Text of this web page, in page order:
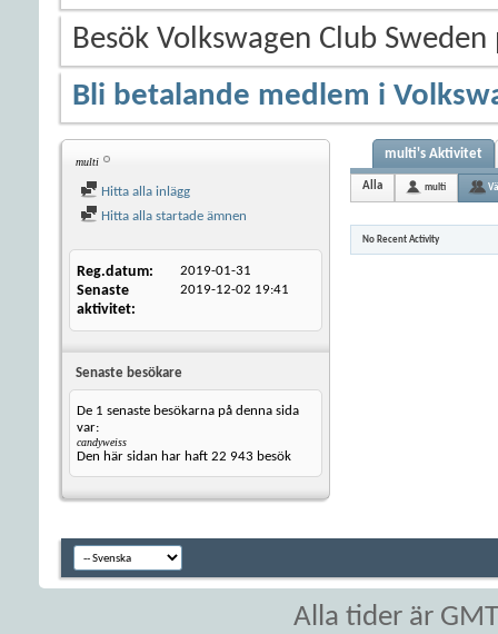
Besök Volkswagen Club
Bli betalande medlem i
multi
Hitta alla inlägg
Hitta alla startade ämnen
Reg.datum 2019-01-31
Senaste
aktivitet
2019-12-02 19:41
Senaste besökare
De 1 senaste besökarna på denna sida
var:
candyweiss
Den här sidan har haft 22 943 besök
multi's Aktivitet
Alla multi
No Recent Activity
Alla tider är